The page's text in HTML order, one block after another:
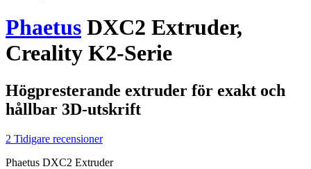
Phaetus DXC2 Extruder,
Creality K2-Serie
Högpresterande extruder för exakt och
hållbar 3D-utskrift
2 Tidigare recensioner
Phaetus DXC2 Extruder